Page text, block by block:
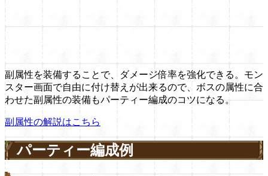
副属性を装備することで、ダメージ倍率を強化できる。モン
スター画面で自由に付け替えが出来るので、ボスの属性に合
わせた副属性の装備もパーティー編成のコツになる。
副属性の解説はこちら
パーティー編成例